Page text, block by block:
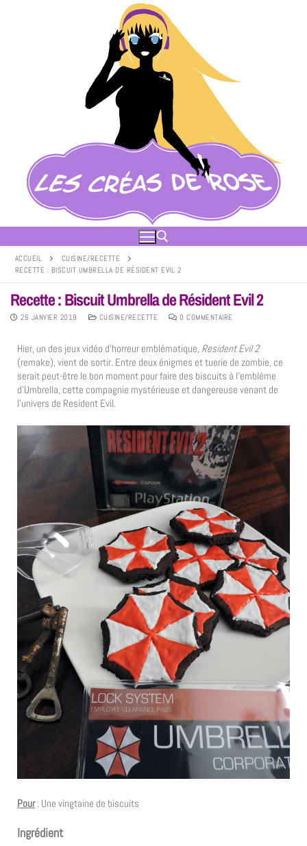
ACCUEIL
CUISINE/RECETTE
RECETTE : BISCUIT UMBRELLA DE RÉSIDENT EVIL 2
Recette : Biscuit Umbrella de Résident Evil 2
26 JANVIER 2019 CUISINE/RECETTE 0 COMMENTAIRE
Hier, un des jeux vidéo d’horreur emblématique, Resident Evil 2
(remake), vient de sortir. Entre deux énigmes et tuerie de zombie, ce
serait peut-être le bon moment pour faire des biscuits à l’emblème
d’Umbrella, cette compagnie mystérieuse et dangereuse venant de
l’univers de Resident Evil.
Pour: Une vingtaine de biscuits
Ingrédient